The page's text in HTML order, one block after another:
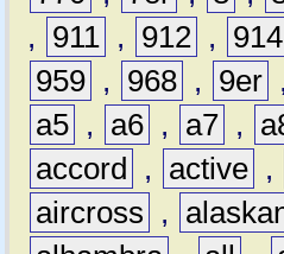
,
911 , 912 , 914
959 , 968 , 9er ,
a5 , a6 , a7 ,
accord
, active ,
aircross
,